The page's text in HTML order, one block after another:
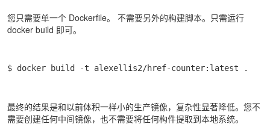
您只需要单一个 Dockerfile。 不需要另外的构建脚本。只需运行
docker build 即可。
$ docker build -t alexellis2/href-counter:latest .
最终的结果是和以前体积一样小的生产镜像，复杂性显著降低。您不
需要创建任何中间镜像，也不需要将任何构件提取到本地系统。